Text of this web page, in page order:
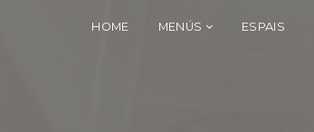
HOME MENÚS ESPAIS